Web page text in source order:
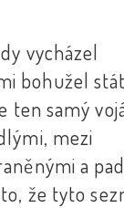
vycházel
bohužel
ten samý
mezi
a
že tyto